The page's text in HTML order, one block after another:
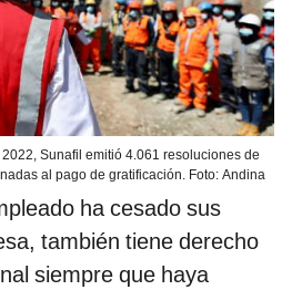
Sunafil emitió 4.061 resoluciones de
al pago de gratificación. Foto: Andina
ha cesado sus
también tiene derecho
siempre que haya